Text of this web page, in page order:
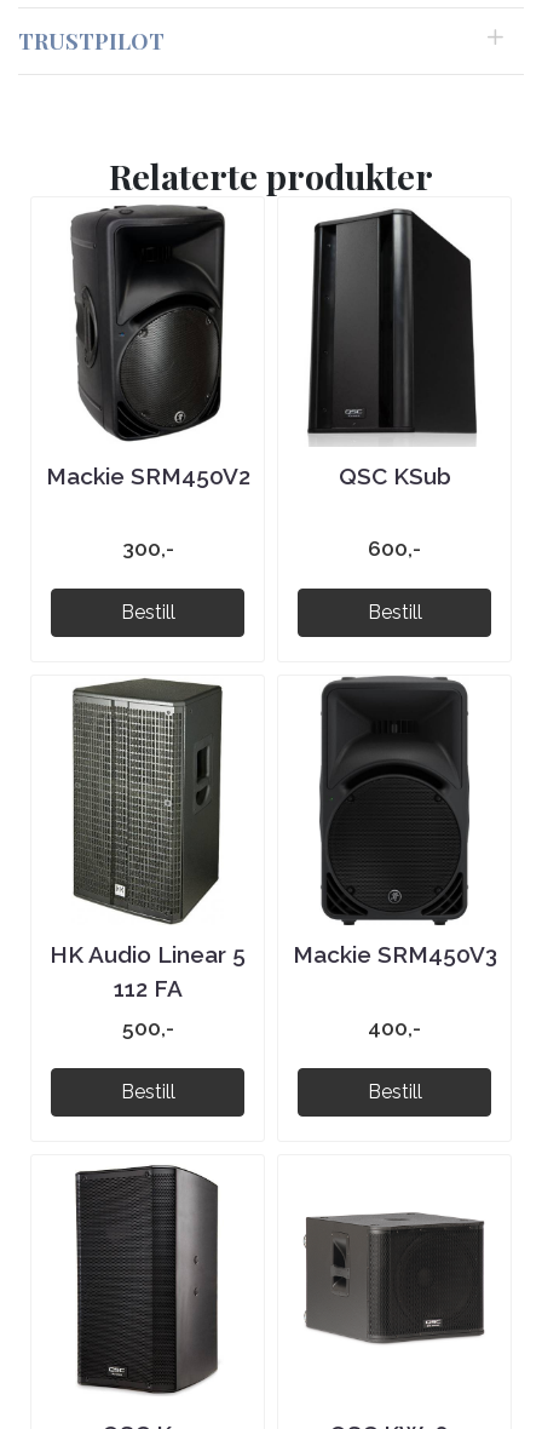
TRUSTPILOT
Relaterte produkter
Mackie SRM450V2
300,-
Bestill
QSC KSub
600,-
Bestill
HK Audio Linear 5
112 FA
500,-
Bestill
Mackie SRM450V3
400,-
Bestill